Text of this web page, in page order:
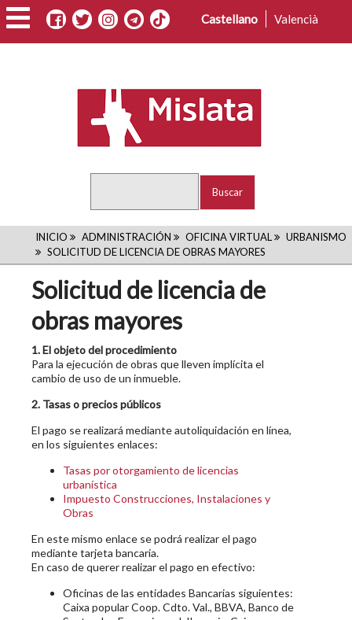
Pasar
al
contenido
Castellano Valencià
RUTA
DE
NAVEGACIÓN
INICIO ADMINISTRACIÓN OFICINA VIRTUAL
URBANISMO
SOLICITUD DE LICENCIA DE OBRAS MAYORES
Solicitud de licencia de
obras mayores
1. El objeto del procedimiento
Para la ejecución de obras que lleven implícita el
cambio de uso de un inmueble.
2. Tasas o precios públicos
El pago se realizará mediante autoliquidación en línea,
en los siguientes enlaces:
Tasas por otorgamiento de licencias
urbanística
Impuesto Construcciones, Instalaciones y
Obras
En este mismo enlace se podrá realizar el pago
mediante tarjeta bancaria.
En caso de querer realizar el pago en efectivo:
Oficinas de las entidades Bancarias siguientes:
Caixa popular Coop. Cdto. Val., BBVA, Banco de